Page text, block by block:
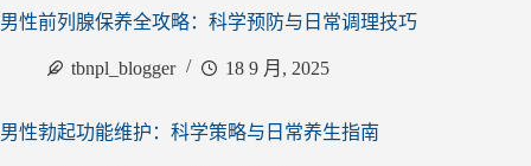
男性前列腺保养全攻略：科学预防与日常调理技巧
tbnpl_blogger 18 9 月, 2025
男性勃起功能维护：科学策略与日常养生指南